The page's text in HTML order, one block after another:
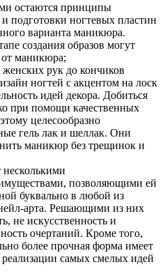
остаются принципы
подготовки ногтевых пластин
варианта маникюра.
создания образов могут
от маникюра;
женских рук до кончиков
ногтей с акцентом на лоск
идей декора. Добиться
при помощи качественных
целесообразно
гель лак и шеллак. Они
маникюр без трещинок и
несколькими
позволяющими ей
буквально в любой из
арта. Решающими из них
не искусственность и
очертаний. Кроме того,
более прочная форма имеет
самых смелых идей